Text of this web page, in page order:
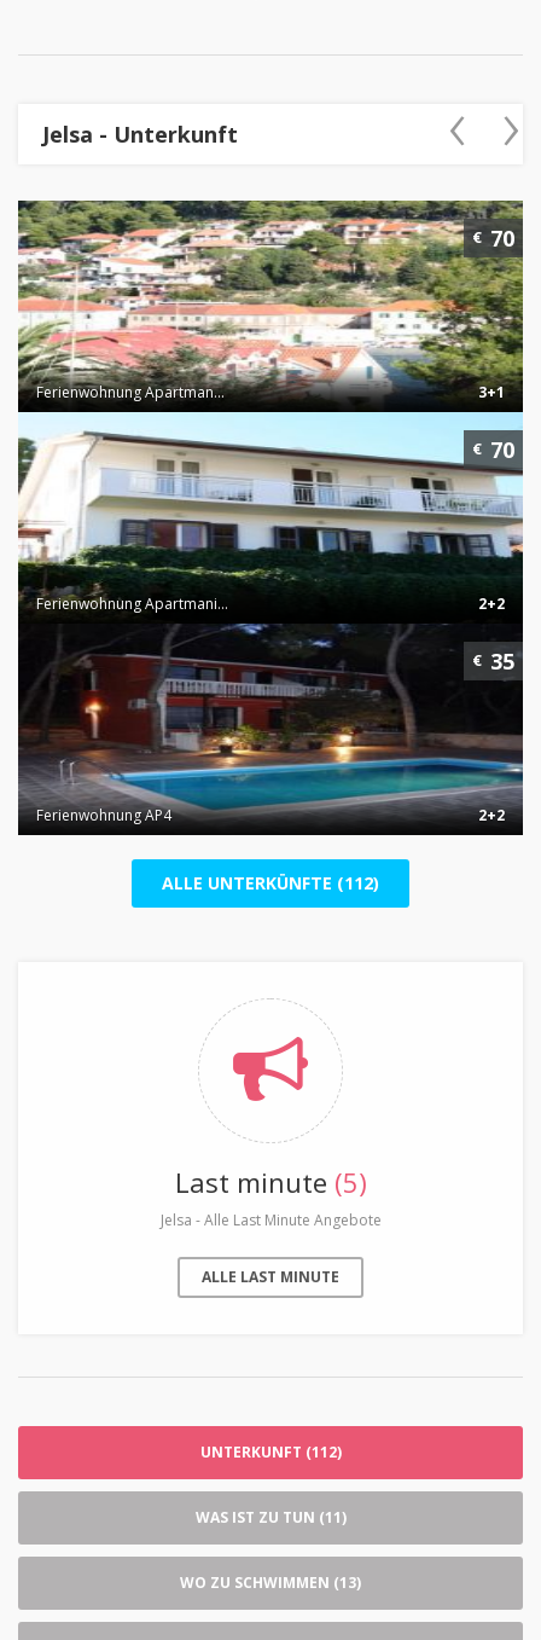
Jelsa - Unterkunft
Ferienwohnung Apartman... 3+1
€ 70
Ferienwohnung Apartmani... 2+2
€ 70
Ferienwohnung AP4 2+2
€ 35
‹ ›
ALLE UNTERKÜNFTE (112)
Last minute (5)
Jelsa - Alle Last Minute Angebote
ALLE LAST MINUTE
UNTERKUNFT (112)
WAS IST ZU TUN (11)
WO ZU SCHWIMMEN (13)